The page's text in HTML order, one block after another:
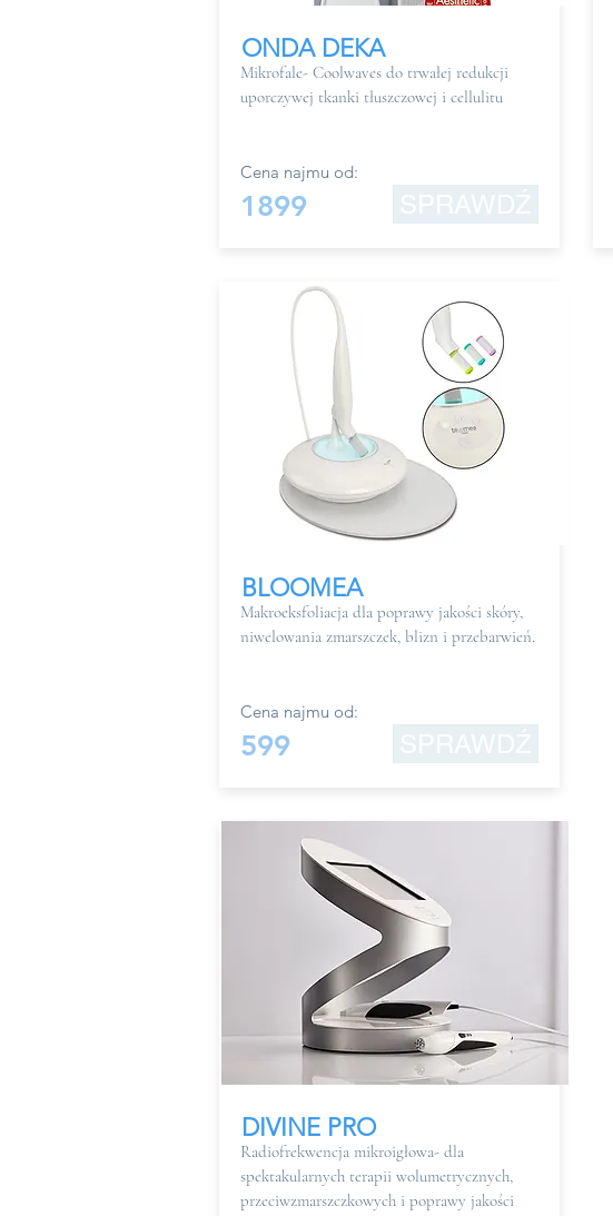
ONDA DEKA
Mikrofale- Coolwaves do trwałej redukcji
uporczywej tkanki tłuszczowej i cellulitu
Cena najmu od:
1899
BLOOMEA
Makroeksfoliacja dla poprawy jakości skóry,
niwelowania zmarszczek, blizn i przebarwień.
Cena najmu od:
599
DIVINE PRO
Radiofrekwencja mikroigłowa- dla
spektakularnych terapii wolumetrycznych,
przeciwzmarszczkowych i poprawy jakości